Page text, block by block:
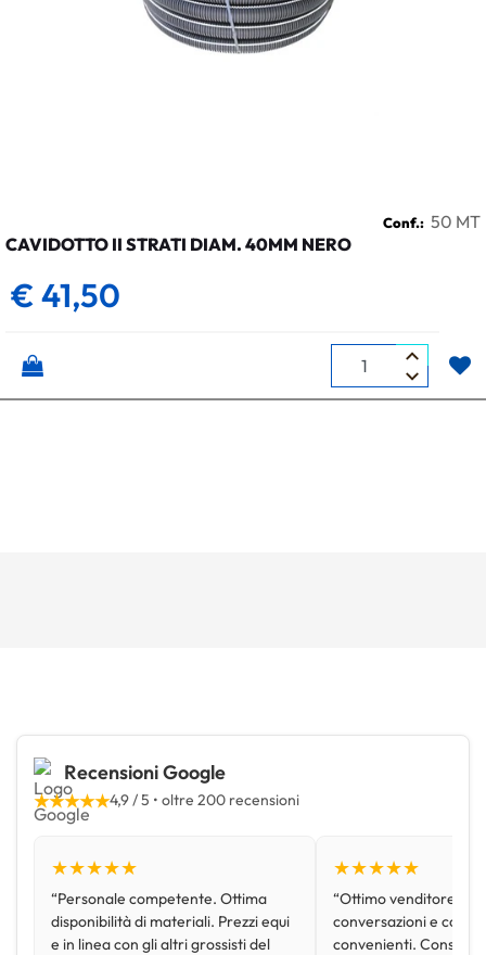
Conf.: 50 MT
CAVIDOTTO II STRATI DIAM. 40MM NERO
€ 41,50
Quantità
Recensioni Google
★★★★★4,9 / 5 • oltre 200 recensioni
★★★★★
“Personale competente. Ottima
disponibilità di materiali. Prezzi equi
e in linea con gli altri grossisti del
★★★★★
“Ottimo venditore,
conversazioni e con
convenienti.